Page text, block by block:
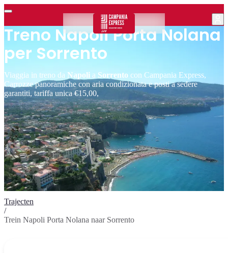
Treno Napoli Porta Nolana
per Sorrento
Viaggia in treno da Napoli a Sorrento con Campania Express,
Carrozze panoramiche con aria condizionata e posti a sedere
garantiti, tariffa unica €15,00,
Trajecten
/
Trein Napoli Porta Nolana naar Sorrento